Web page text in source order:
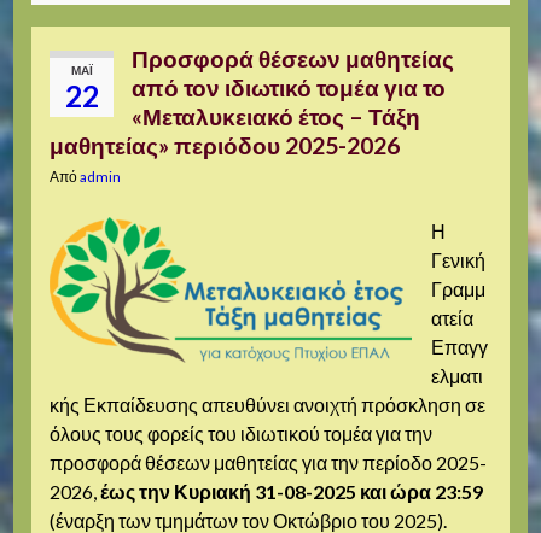
ΜΑΪ́
22
Προσφορά θέσεων μαθητείας
από τον ιδιωτικό τομέα για το
«Μεταλυκειακό έτος – Τάξη
μαθητείας» περιόδου 2025-2026
Απόadmin
Η
Γενική
Γραμμ
ατεία
Επαγγ
ελματι
κής Εκπαίδευσης απευθύνει ανοιχτή πρόσκληση σε
όλους τους φορείς του ιδιωτικού τομέα για την
προσφορά θέσεων μαθητείας για την περίοδο 2025-
2026,έως την Κυριακή 31-08-2025 και ώρα 23:59
(έναρξη των τμημάτων τον Οκτώβριο του 2025).